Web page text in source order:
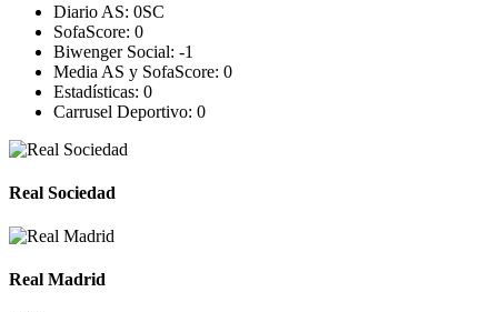
Diario AS: 0SC
SofaScore: 0
Biwenger Social: -1
Media AS y SofaScore: 0
Estadísticas: 0
Carrusel Deportivo: 0
Real Sociedad
Real Madrid